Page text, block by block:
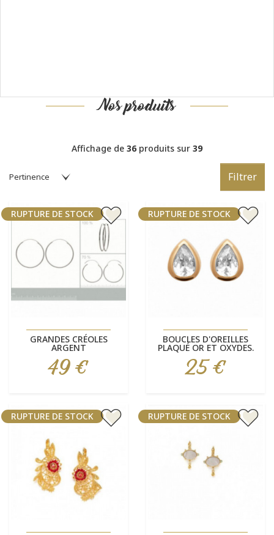
Nos produits
Affichage de 36produits sur 39
Filtrer
GRANDES CRÉOLES
ARGENT
Prix
49 €
RUPTURE DE STOCK
BOUCLES D'OREILLES
PLAQUÉ OR ET OXYDES.
Prix
25 €
RUPTURE DE STOCK
RUPTURE DE STOCK RUPTURE DE STOCK